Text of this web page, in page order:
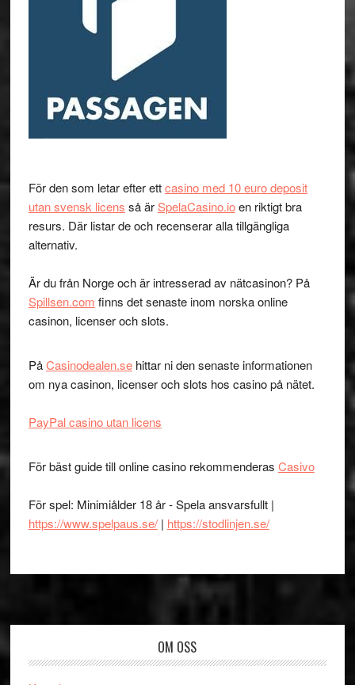
För den som letar efter ettcasino med 10 euro deposit
utan svensk licens så ärSpelaCasino.ioen riktigt bra
resurs. Där listar de och recenserar alla tillgängliga
alternativ.
Är du från Norge och är intresserad av nätcasinon? På
Spillsen.com finns det senaste inom norska online
casinon, licenser och slots.
PåCasinodealen.sehittar ni den senaste informationen
om nya casinon, licenser och slots hos casino på nätet.
PayPal casino utan licens
För bäst guide till online casino rekommenderas Casivo
För spel: Minimiålder 18 år - Spela ansvarsfullt |
https://www.spelpaus.se/| https://stodlinjen.se/
OM OSS